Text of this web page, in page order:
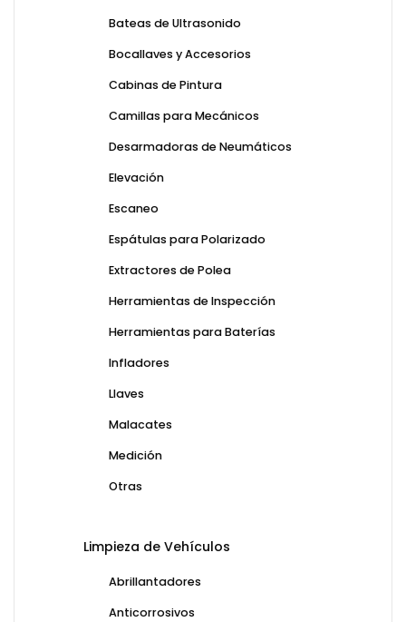
Bateas de Ultrasonido
Bocallaves y Accesorios
Cabinas de Pintura
Camillas para Mecánicos
Desarmadoras de Neumáticos
Elevación
Escaneo
Espátulas para Polarizado
Extractores de Polea
Herramientas de Inspección
Herramientas para Baterías
Infladores
Llaves
Malacates
Medición
Otras
Limpieza de Vehículos
Abrillantadores
Anticorrosivos